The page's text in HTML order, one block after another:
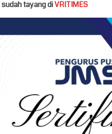
tayang diVRITIMES